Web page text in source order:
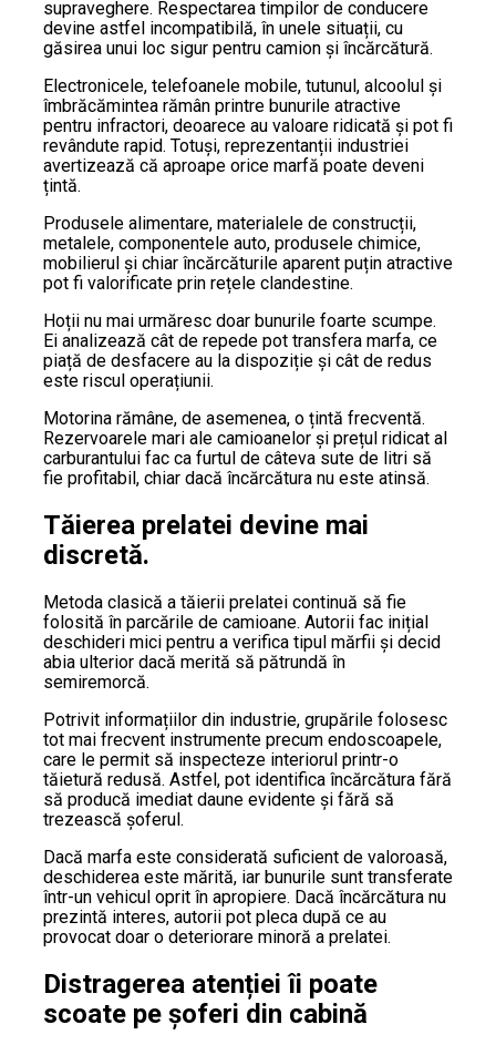
supraveghere. Respectarea timpilor de conducere
devine astfel incompatibilă, în unele situații, cu
găsirea unui loc sigur pentru camion și încărcătură.
Electronicele, telefoanele mobile, tutunul, alcoolul și
îmbrăcămintea rămân printre bunurile atractive
pentru infractori, deoarece au valoare ridicată și pot fi
revândute rapid. Totuși, reprezentanții industriei
avertizează că aproape orice marfă poate deveni
țintă.
Produsele alimentare, materialele de construcții,
metalele, componentele auto, produsele chimice,
mobilierul și chiar încărcăturile aparent puțin atractive
pot fi valorificate prin rețele clandestine.
Hoții nu mai urmăresc doar bunurile foarte scumpe.
Ei analizează cât de repede pot transfera marfa, ce
piață de desfacere au la dispoziție și cât de redus
este riscul operațiunii.
Motorina rămâne, de asemenea, o țintă frecventă.
Rezervoarele mari ale camioanelor și prețul ridicat al
carburantului fac ca furtul de câteva sute de litri să
fie profitabil, chiar dacă încărcătura nu este atinsă.
Tăierea prelatei devine mai
discretă.
Metoda clasică a tăierii prelatei continuă să fie
folosită în parcările de camioane. Autorii fac inițial
deschideri mici pentru a verifica tipul mărfii și decid
abia ulterior dacă merită să pătrundă în
semiremorcă.
Potrivit informațiilor din industrie, grupările folosesc
tot mai frecvent instrumente precum endoscoapele,
care le permit să inspecteze interiorul printr-o
tăietură redusă. Astfel, pot identifica încărcătura fără
să producă imediat daune evidente și fără să
trezească șoferul.
Dacă marfa este considerată suficient de valoroasă,
deschiderea este mărită, iar bunurile sunt transferate
într-un vehicul oprit în apropiere. Dacă încărcătura nu
prezintă interes, autorii pot pleca după ce au
provocat doar o deteriorare minoră a prelatei.
Distragerea atenției îi poate
scoate pe șoferi din cabină